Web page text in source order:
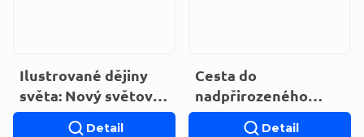
Ilustrované dějiny
světa: Nový světový
řád (10)
Detail
Cesta do
nadpřirozeného
světa
Detail